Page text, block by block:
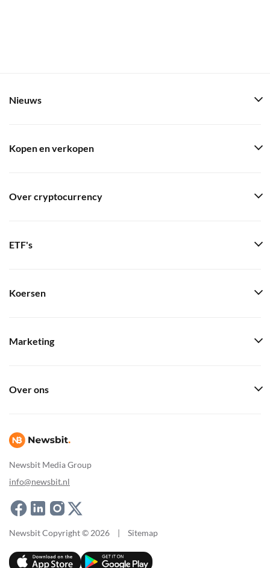
Newsbit Media Group
info@newsbit.nl
Nieuws
Kopen en verkopen
Over cryptocurrency
ETF's
Koersen
Marketing
Over ons
Newsbit Copyright © 2026 | Sitemap